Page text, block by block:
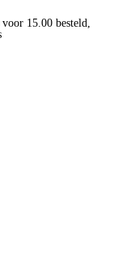
15.00 besteld,